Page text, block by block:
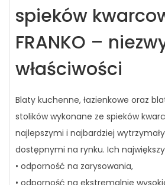
spieków
FRANKO –
właściwości
Blaty kuchenne, łazienkowe oraz
stolików wykonane ze spieków
najlepszymi i najbardziej
dostępnymi na rynku. Ich
• odporność na zarysowania,
• odporność na ekstremalnie